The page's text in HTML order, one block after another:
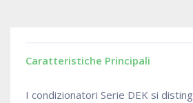
Caratteristiche Principali
I condizionatori Serie DEK si